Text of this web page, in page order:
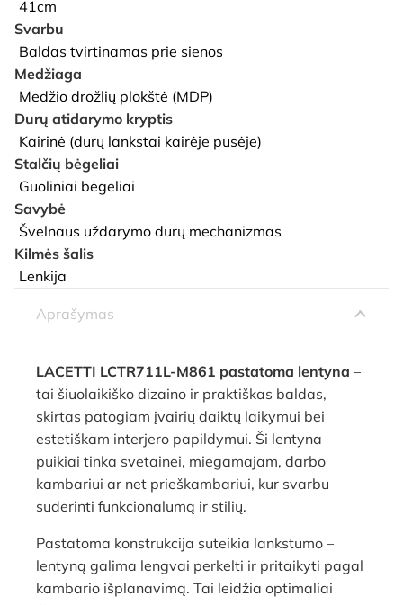
41cm
Svarbu
Baldas tvirtinamas prie sienos
Medžiaga
Medžio drožlių plokštė (MDP)
Durų atidarymo kryptis
Kairinė (durų lankstai kairėje pusėje)
Stalčių bėgeliai
Guoliniai bėgeliai
Savybė
Švelnaus uždarymo durų mechanizmas
Kilmės šalis
Lenkija
Aprašymas
LACETTI LCTR711L-M861 pastatoma lentyna –
tai šiuolaikiško dizaino ir praktiškas baldas,
skirtas patogiam įvairių daiktų laikymui bei
estetiškam interjero papildymui. Ši lentyna
puikiai tinka svetainei, miegamajam, darbo
kambariui ar net prieškambariui, kur svarbu
suderinti funkcionalumą ir stilių.
Pastatoma konstrukcija suteikia lankstumo –
lentyną galima lengvai perkelti ir pritaikyti pagal
kambario išplanavimą. Tai leidžia optimaliai